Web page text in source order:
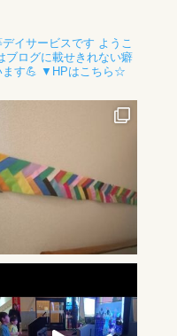
イサービスです ようこ
ブログに載せきれない癖
す💪 ▼HPはこちら☆